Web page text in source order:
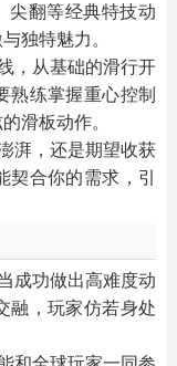
尖翻等经典特技动
独特魅力。
，从基础的滑行开
熟练掌握重心控制
滑板动作。
湃，还是期望收获
契合你的需求，引
成功做出高难度动
融，玩家仿若身处